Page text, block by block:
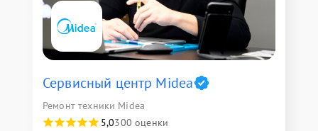
Сервисный центр Midea
Ремонт техники Midea
5,0300 оценки